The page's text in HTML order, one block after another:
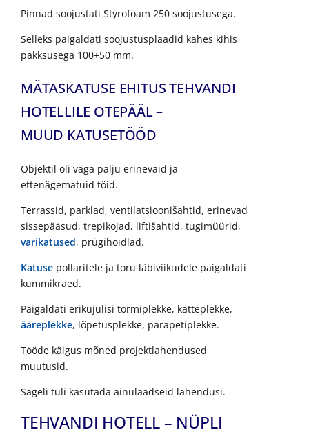
Pinnad soojustati Styrofoam 250 soojustusega.
Selleks paigaldati soojustusplaadid kahes kihis
pakksusega 100+50 mm.
MÄTASKATUSE EHITUS TEHVANDI
HOTELLILE OTEPÄÄL –
MUUD KATUSETÖÖD
Objektil oli väga palju erinevaid ja
ettenägematuid töid.
Terrassid, parklad, ventilatsioonišahtid, erinevad
sissepääsud, trepikojad, liftišahtid, tugimüürid,
varikatused, prügihoidlad.
Katuse pollaritele ja toru läbiviikudele paigaldati
kummikraed.
Paigaldati erikujulisi tormiplekke, katteplekke,
ääreplekke, lõpetusplekke, parapetiplekke.
Tööde käigus mõned projektlahendused
muutusid.
Sageli tuli kasutada ainulaadseid lahendusi.
TEHVANDI HOTELL – NÜPLI